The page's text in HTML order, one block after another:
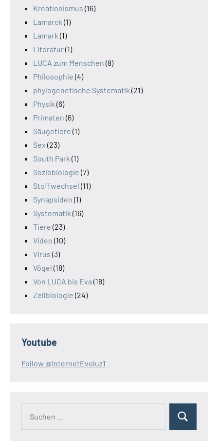
Kreationismus (16)
Lamarck (1)
Lamark (1)
Literatur(1)
LUCA zum Menschen (8)
Philosophie (4)
phylogenetische Systematik (21)
Physik (6)
Primaten (6)
Säugetiere (1)
Sex (23)
South Park (1)
Soziobiologie (7)
Stoffwechsel (11)
Synapsiden (1)
Systematik (16)
Tiere (23)
Video (10)
Virus (3)
Vögel (18)
Von LUCA bis Eva (18)
Zellbiologie (24)
Youtube
Follow @InternetEvoluz1
Suchen